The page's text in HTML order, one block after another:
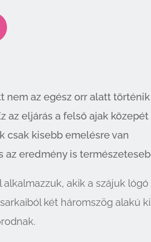
nem az egész orr alatt
az eljárás a felső ajak közepét
csak kisebb emelésre van
az eredmény is
akik a szájuk lógó
két háromszög alakú